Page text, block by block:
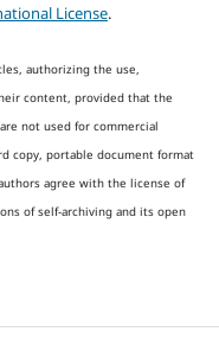
License.
authorizing the use,
content, provided that the
not used for commercial
copy, portable document format
agree with the license of
of self-archiving and its open